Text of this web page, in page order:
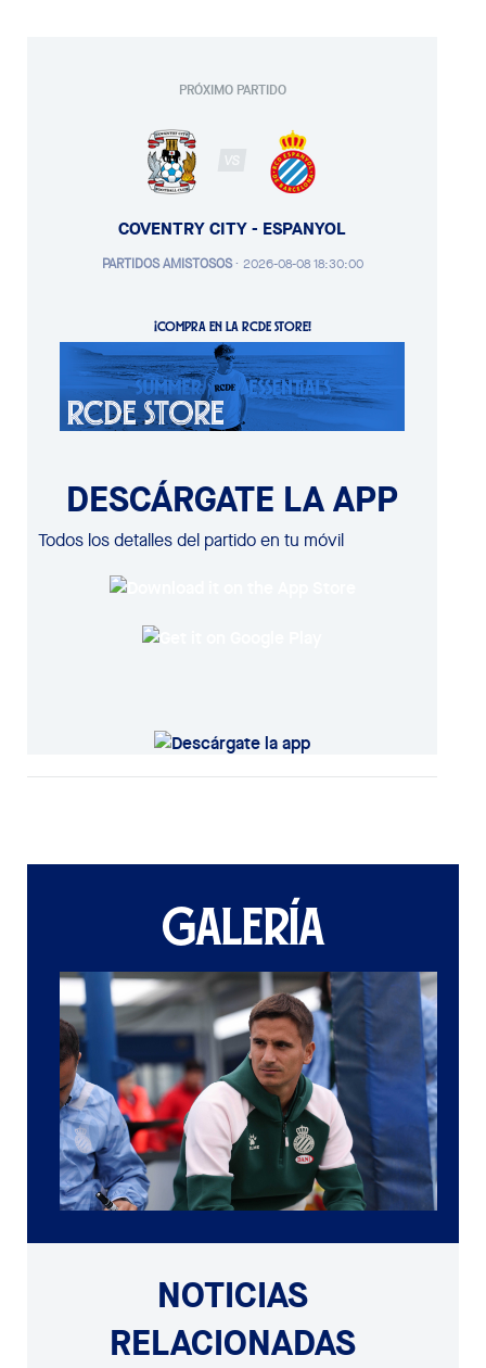
PRÓXIMO PARTIDO
VS
COVENTRY CITY - ESPANYOL
PARTIDOS AMISTOSOS· 2026-08-08 18:30:00
¡COMPRA EN LA RCDE STORE!
DESCÁRGATE LA APP
Todos los detalles del partido en tu móvil
GALERÍA
NOTICIAS
RELACIONADAS